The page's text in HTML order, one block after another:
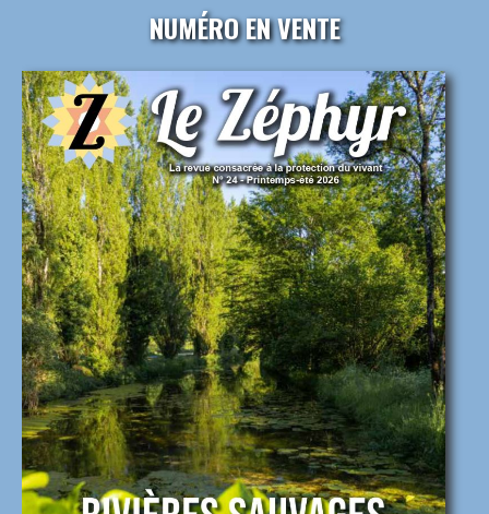
NUMÉRO EN VENTE